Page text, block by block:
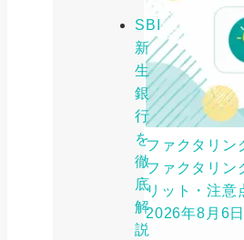
SBI
新
生
銀
行
を
徹
底
解
説
ファクタリン
ファクタリン
リット・注意
2026年8月6日